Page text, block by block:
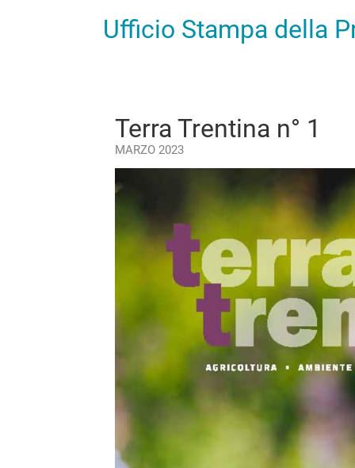
Ufficio Stampa della
Terra Trentina n° 1
MARZO 2023